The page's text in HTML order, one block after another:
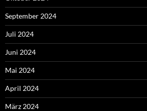
September 2024
Juli 2024
Juni 2024
Mai 2024
April 2024
März 2024